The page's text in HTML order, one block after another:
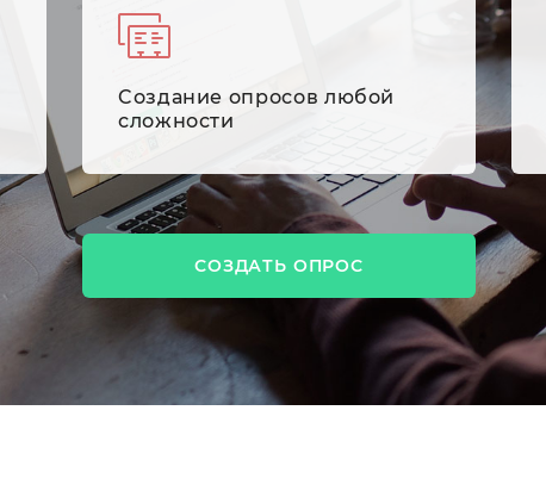
Cоздание опросов любой
сложности
СОЗДАТЬ ОПРОС